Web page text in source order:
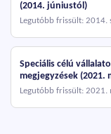
(2014. júniustól)
Legutóbb frissült: 2014.
Speciális célú
megjegyzések (2021.
Legutóbb frissült: 2021.